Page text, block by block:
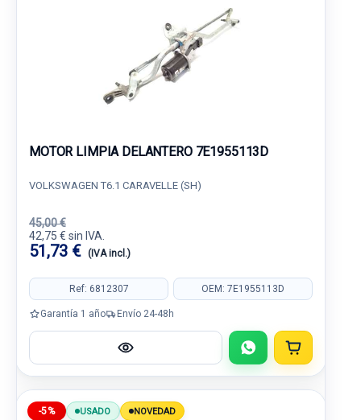
MOTOR LIMPIA DELANTERO 7E1955113D
VOLKSWAGEN T6.1 CARAVELLE (SH)
45,00 €
42,75 € sin IVA.
51,73 € (IVA incl.)
Ref: 6812307 OEM: 7E1955113D
Garantía 1 año Envío 24-48h
-5% USADO NOVEDAD